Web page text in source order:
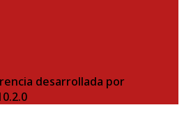
desarrollada por